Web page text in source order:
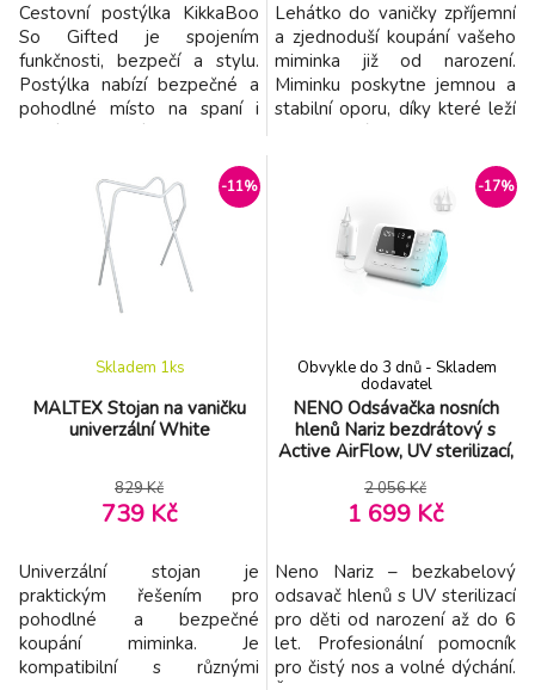
Cestovní postýlka KikkaBoo
So Gifted je spojením
funkčnosti, bezpečí a stylu.
Postýlka nabízí bezpečné a
pohodlné místo na spaní i
je ideální volbou pro
každodenní použití i
cestování. Perfektní pro
domov, víkend u prarodičů i
na dovolené. Pohodlí a
bezpečí po celý den:
Lehátko do vaničky zpříjemní
a zjednoduší koupání vašeho
miminka již od narození.
Miminku poskytne jemnou a
stabilní oporu, díky které leží
mytí i klidnější průběh
koupání. Díky nastavitelnému
univerzálnímu uchycení se
lehátko přizpůsobí téměř
všem typům dětských
-11%
MALTEX Stojan na vaničku
univerzální White
Skladem 1ks
829 Kč
739 Kč
Univerzální stojan je
praktickým řešením pro
pohodlné a bezpečné
koupání miminka. Je
kompatibilní s různými
-17%
NENO Odsávačka nosních
hlenů Nariz bezdrátový s
Active AirFlow, UV sterilizací,
Obvykle do 3 dnů - Skladem
dodavatel
2 056 Kč
1 699 Kč
Neno Nariz – bezkabelový
odsavač hlenů s UV sterilizací
pro děti od narození až do 6
let. Profesionální pomocník
pro čistý nos a volné dýchání.